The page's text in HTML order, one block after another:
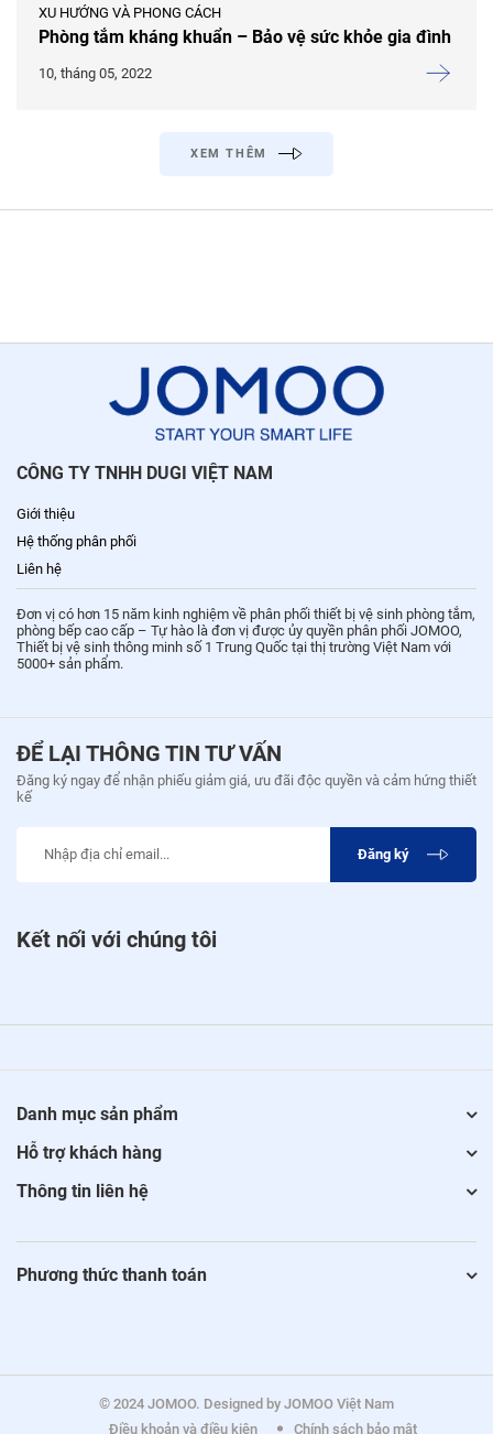
XU HƯỚNG VÀ PHONG CÁCH
Phòng tắm kháng khuẩn – Bảo vệ sức khỏe gia đình
10, tháng 05, 2022
XEM THÊM
CÔNG TY TNHH DUGI VIỆT NAM
Giới thiệu
Hệ thống phân phối
Liên hệ
Đơn vị có hơn 15 năm kinh nghiệm về phân phối thiết bị vệ sinh phòng tắm,
phòng bếp cao cấp – Tự hào là đơn vị được ủy quyền phân phối JOMOO,
Thiết bị vệ sinh thông minh số 1 Trung Quốc tại thị trường Việt Nam với
5000+ sản phẩm.
ĐỂ LẠI THÔNG TIN TƯ VẤN
Đăng ký ngay để nhận phiếu giảm giá, ưu đãi độc quyền và cảm hứng thiết
kế
Đăng ký
Kết nối với chúng tôi
Danh mục sản phẩm
Hỗ trợ khách hàng
Thông tin liên hệ
Phương thức thanh toán
© 2024 JOMOO. Designed by JOMOO Việt Nam
Điều khoản và điều kiện
Chính sách bảo mật